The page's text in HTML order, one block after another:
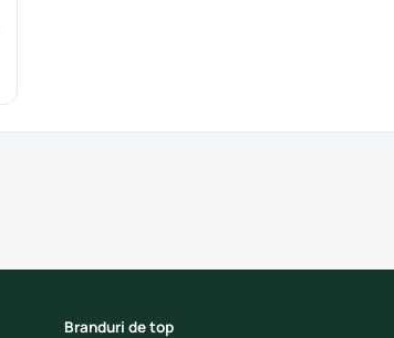
Branduri de top